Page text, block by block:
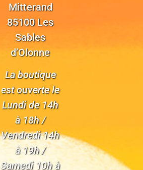
Mitterand
85100 Les
Sables
d’Olonne
La boutique
est ouverte le
Lundi de 14h
à 18h /
Vendredi 14h
à 19h /
Samedi 10h à